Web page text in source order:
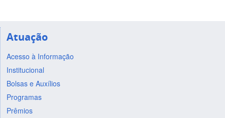
Atuação
Acesso à Informação
Institucional
Bolsas e Auxílios
Programas
Prêmios